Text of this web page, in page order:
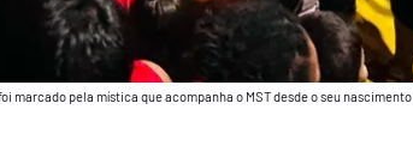
marcado pela mística que acompanha o MST desde o seu nascimento